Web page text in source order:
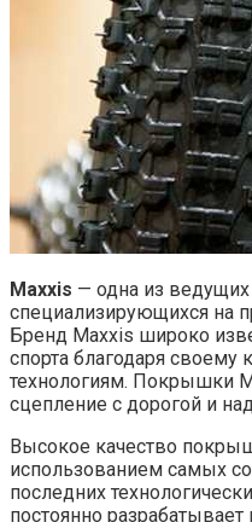
Maxxis — одна из
специализирующихся на
Бренд Maxxis широко
спорта благодаря
технологиям. Покрышки
сцепление с дорогой и
Высокое качество
использованием самых
последних
постоянно